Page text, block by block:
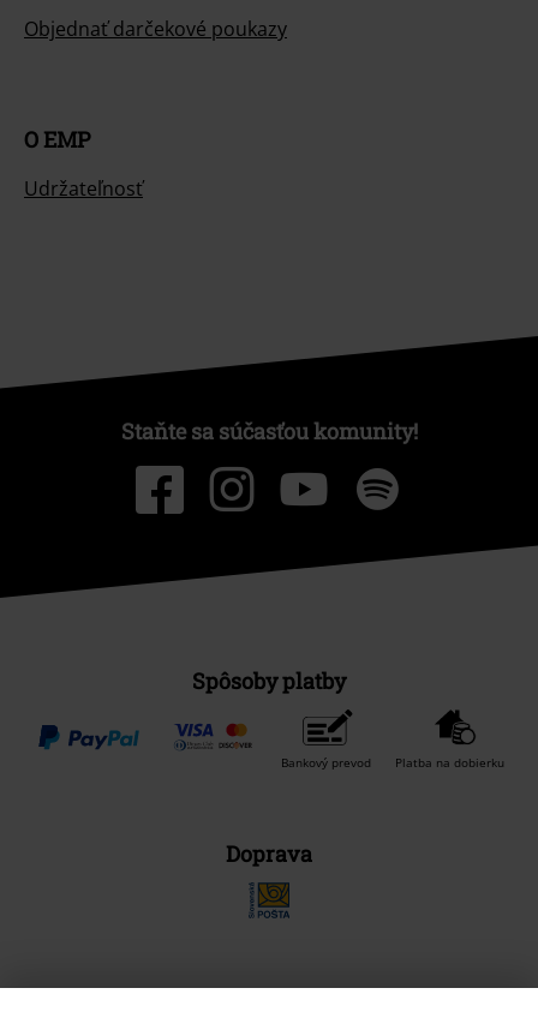
Objednať darčekové poukazy
O EMP
Udržateľnosť
Staňte sa súčasťou komunity!
Spôsoby platby
Bankový prevod Platba na dobierku
Doprava